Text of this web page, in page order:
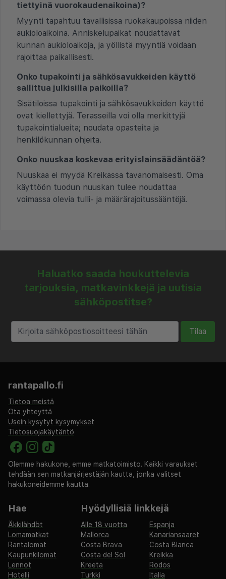
tiettyinä vuorokaudenaikoina)?
Myynti tapahtuu tavallisissa ruokakaupoissa niiden
aukioloaikoina. Anniskelupaikat noudattavat
kunnan aukioloaikoja, ja yöllistä myyntiä voidaan
rajoittaa paikallisesti.
Onko tupakointi ja sähkösavukkeiden käyttö
sallittua julkisilla paikoilla?
Sisätiloissa tupakointi ja sähkösavukkeiden käyttö
ovat kiellettyjä. Terasseilla voi olla merkittyjä
tupakointialueita; noudata opasteita ja
henkilökunnan ohjeita.
Onko nuuskaa koskevaa erityislainsäädäntöä?
Nuuskaa ei myydä Kreikassa tavanomaisesti. Oma
käyttöön tuodun nuuskan tulee noudattaa
voimassa olevia tulli- ja määrärajoitussääntöjä.
Haluatko saada houkuttelevia
tarjouksia, matkavinkkejä ja uutisia
sähköpostitse?
Tilaa
rantapallo.fi
Tietoa meistä
Ota yhteyttä
Usein kysytyt kysymykset
Tietosuojakäytäntö
Olemme hakukone, emme matkatoimisto. Kaikki varaukset
tehdään sen matkanjärjestäjän kautta, jonka valitset
hakukoneidemme kautta.
Hae
Äkkilähdöt
Lomamatkat
Rantalomat
Kaupunkilomat
Lennot
Hotelli
Hyödyllisiä linkkejä
Alle 18 vuotta
Espanja
Mallorca
Kanariansaaret
Costa Brava
Costa Blanca
Costa del Sol
Kreikka
Kreeta
Rodos
Turkki
Italia